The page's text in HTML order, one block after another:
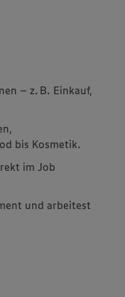
– z. B. Einkauf,
bis Kosmetik.
im Job
und arbeitest